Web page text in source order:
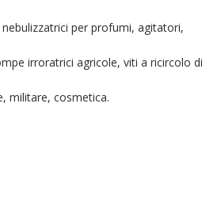
per profumi, agitatori,
irroratrici agricole, viti a ricircolo di
militare, cosmetica.